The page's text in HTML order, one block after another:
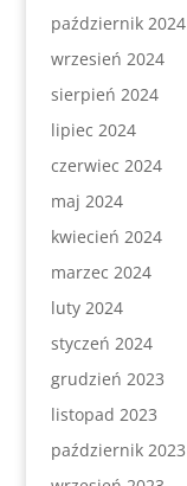
październik 2024
wrzesień 2024
sierpień 2024
lipiec 2024
czerwiec 2024
maj 2024
kwiecień 2024
marzec 2024
luty 2024
styczeń 2024
grudzień 2023
listopad 2023
październik 2023